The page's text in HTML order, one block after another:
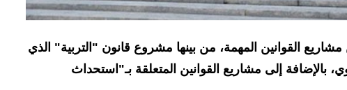
القوانين المهمة، من بينها مشروع قانون "التربية" الذي
بالإضافة إلى مشاريع القوانين المتعلقة بـ"استحداث